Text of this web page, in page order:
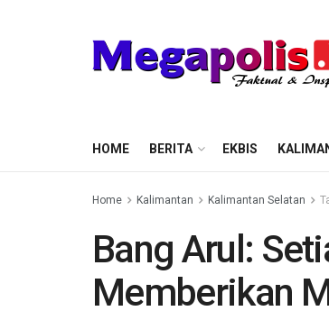
HOME BERITA EKBIS
Home Kalimantan Kalimantan Selatan
Bang Arul:
Memberikan